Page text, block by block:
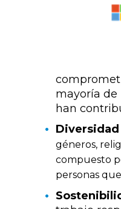
mayoría de
han
géneros,
compuesto
personas